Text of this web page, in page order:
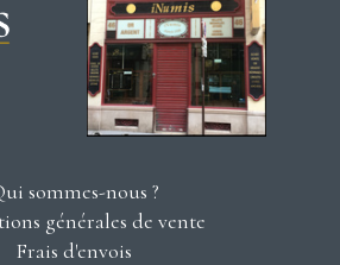
sommes-nous ?
générales de vente
Frais d'envois